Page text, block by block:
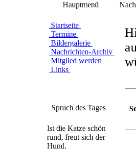
Hauptmenü
Startseite
Termine
Bildergalerie
Nachrichten-Archiv
Mitglied werden
Links
Spruch des Tages
Ist die Katze schön
rund, freut sich der
Hund.